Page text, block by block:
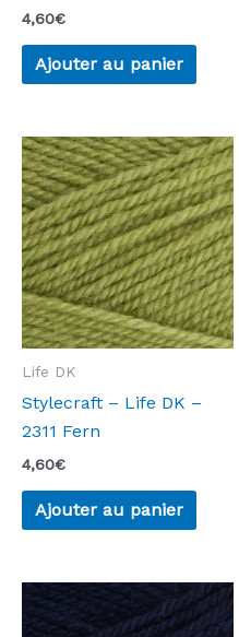
4,60€
Ajouter au panier
Life DK
Stylecraft – Life DK –
2311 Fern
4,60€
Ajouter au panier